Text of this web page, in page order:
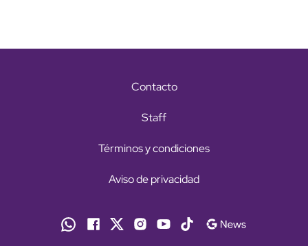
Contacto
Staff
Términos y condiciones
Aviso de privacidad